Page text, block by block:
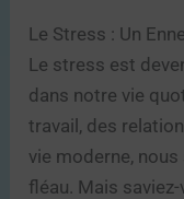
Le Stress : Un
Le stress est
dans notre vie
travail, des
vie moderne,
fléau. Mais